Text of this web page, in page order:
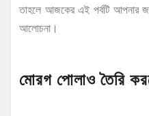
তাহলে আজকের এই পর্বটি আপনার
আলোচনা।
মোরগ পোলাও তৈরি